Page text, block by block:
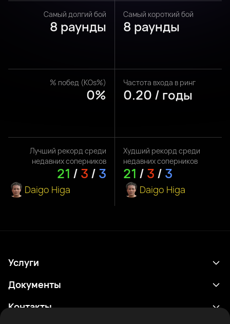
Самый долгий бой
8 раунды
Самый короткий бой
8 раунды
% побед (KOs%)
0%
Частота входа в ринг
0.20 / годы
Лучший рекорд среди
недавних соперников
21 / 3 / 3
Daigo Higa
Худший рекорд среди
недавних соперников
21 / 3 / 3
Daigo Higa
Услуги
Расписание
Документы
Политика конфиденциальности
Контакты